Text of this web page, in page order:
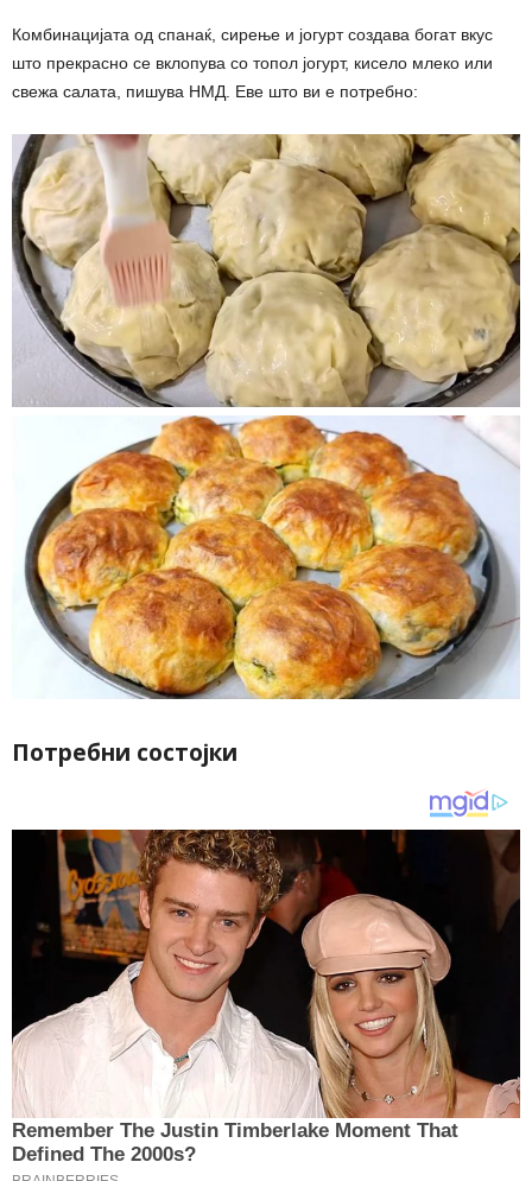
Комбинацијата од спанаќ, сирење и јогурт создава богат вкус
што прекрасно се вклопува со топол јогурт, кисело млеко или
свежа салата, пишува НМД. Еве што ви е потребно:
Потребни состојки